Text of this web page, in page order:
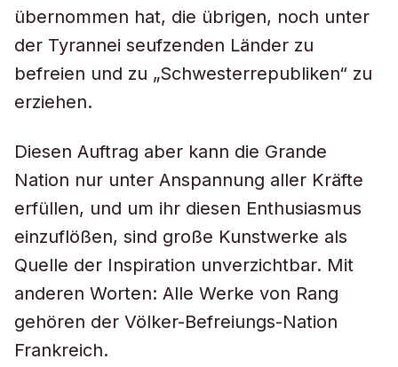
übernommen hat, die übrigen, noch unter
der Tyrannei seufzenden Länder zu
befreien und zu „Schwesterrepubliken“ zu
erziehen.
Diesen Auftrag aber kann die Grande
Nation nur unter Anspannung aller Kräfte
erfüllen, und um ihr diesen Enthusiasmus
einzuflößen, sind große Kunstwerke als
Quelle der Inspiration unverzichtbar. Mit
anderen Worten: Alle Werke von Rang
gehören der Völker-Befreiungs-Nation
Frankreich.